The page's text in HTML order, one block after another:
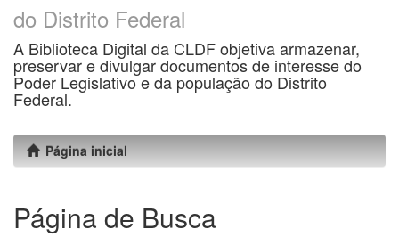
do Distrito Federal
A Biblioteca Digital da CLDF objetiva armazenar,
preservar e divulgar documentos de interesse do
Poder Legislativo e da população do Distrito
Federal.
Página inicial
Página de Busca